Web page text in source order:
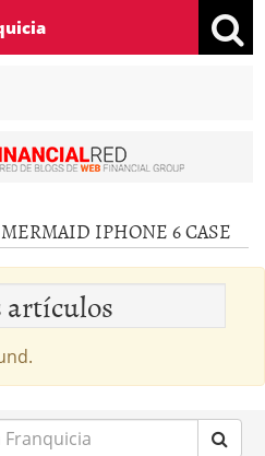
IPHONE 6 CASE